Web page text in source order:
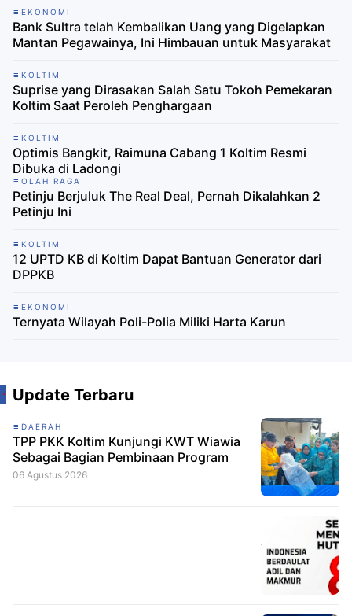
EKONOMI
Bank Sultra telah Kembalikan Uang yang Digelapkan
Mantan Pegawainya, Ini Himbauan untuk Masyarakat
KOLTIM
Suprise yang Dirasakan Salah Satu Tokoh Pemekaran
Koltim Saat Peroleh Penghargaan
KOLTIM
Optimis Bangkit, Raimuna Cabang 1 Koltim Resmi
Dibuka di Ladongi
OLAH RAGA
Petinju Berjuluk The Real Deal, Pernah Dikalahkan 2
Petinju Ini
KOLTIM
12 UPTD KB di Koltim Dapat Bantuan Generator dari
DPPKB
EKONOMI
Ternyata Wilayah Poli-Polia Miliki Harta Karun
Update Terbaru
DAERAH
TPP PKK Koltim Kunjungi KWT Wiawia
Sebagai Bagian Pembinaan Program
06 Agustus 2026